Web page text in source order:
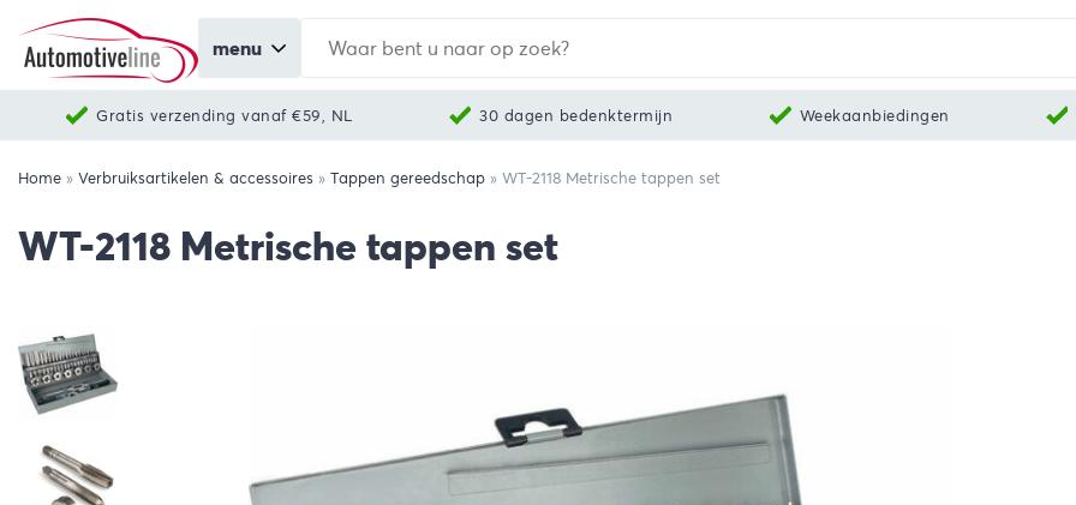
menu
Gratis verzending vanaf €59, NL 30 dagen bedenktermijn Weekaanbiedingen
Home » Verbruiksartikelen & accessoires » Tappen gereedschap » WT-2118 Metrische tappen set
WT-2118 Metrische tappen set